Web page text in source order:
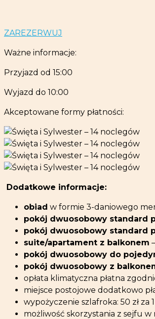
ZAREZERWUJ
Ważne informacje:
Przyjazd od 15:00
Wyjazd do 10:00
Akceptowane formy płatności:
Dodatkowe informacje:
obiad w formie 3-daniowego
pokój dwuosobowy standard
pokój dwuosobowy standard
suite/apartament z balkonem
pokój dwuosobowy do
pokój dwuosobowy z
opłata klimatyczna płatna
miejsce postojowe dodatkowo
wypożyczenie szlafroka: 50 zł za
możliwość skorzystania z sejfu w